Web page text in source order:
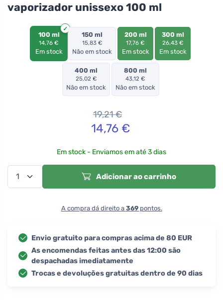
vaporizador unissexo 100 ml
100 ml
14,76 €
Em stock
150 ml
15,83 €
Não em stock
200 ml
17,76 €
Em stock
300 ml
26,43 €
Em stock
400 ml
25,02 €
Não em stock
800 ml
43,12 €
Não em stock
19,21€
14,76 €
Em stock - Enviamos em até 3 dias
Adicionar ao carrinho
A compra dá direito a 369pontos.
Envio gratuito para compras acima de 80 EUR
As encomendas feitas antes das 12:00 são
despachadas imediatamente
Trocas e devoluções gratuitas dentro de 90 dias